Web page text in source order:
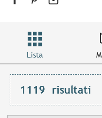
Lista
1119 risultati